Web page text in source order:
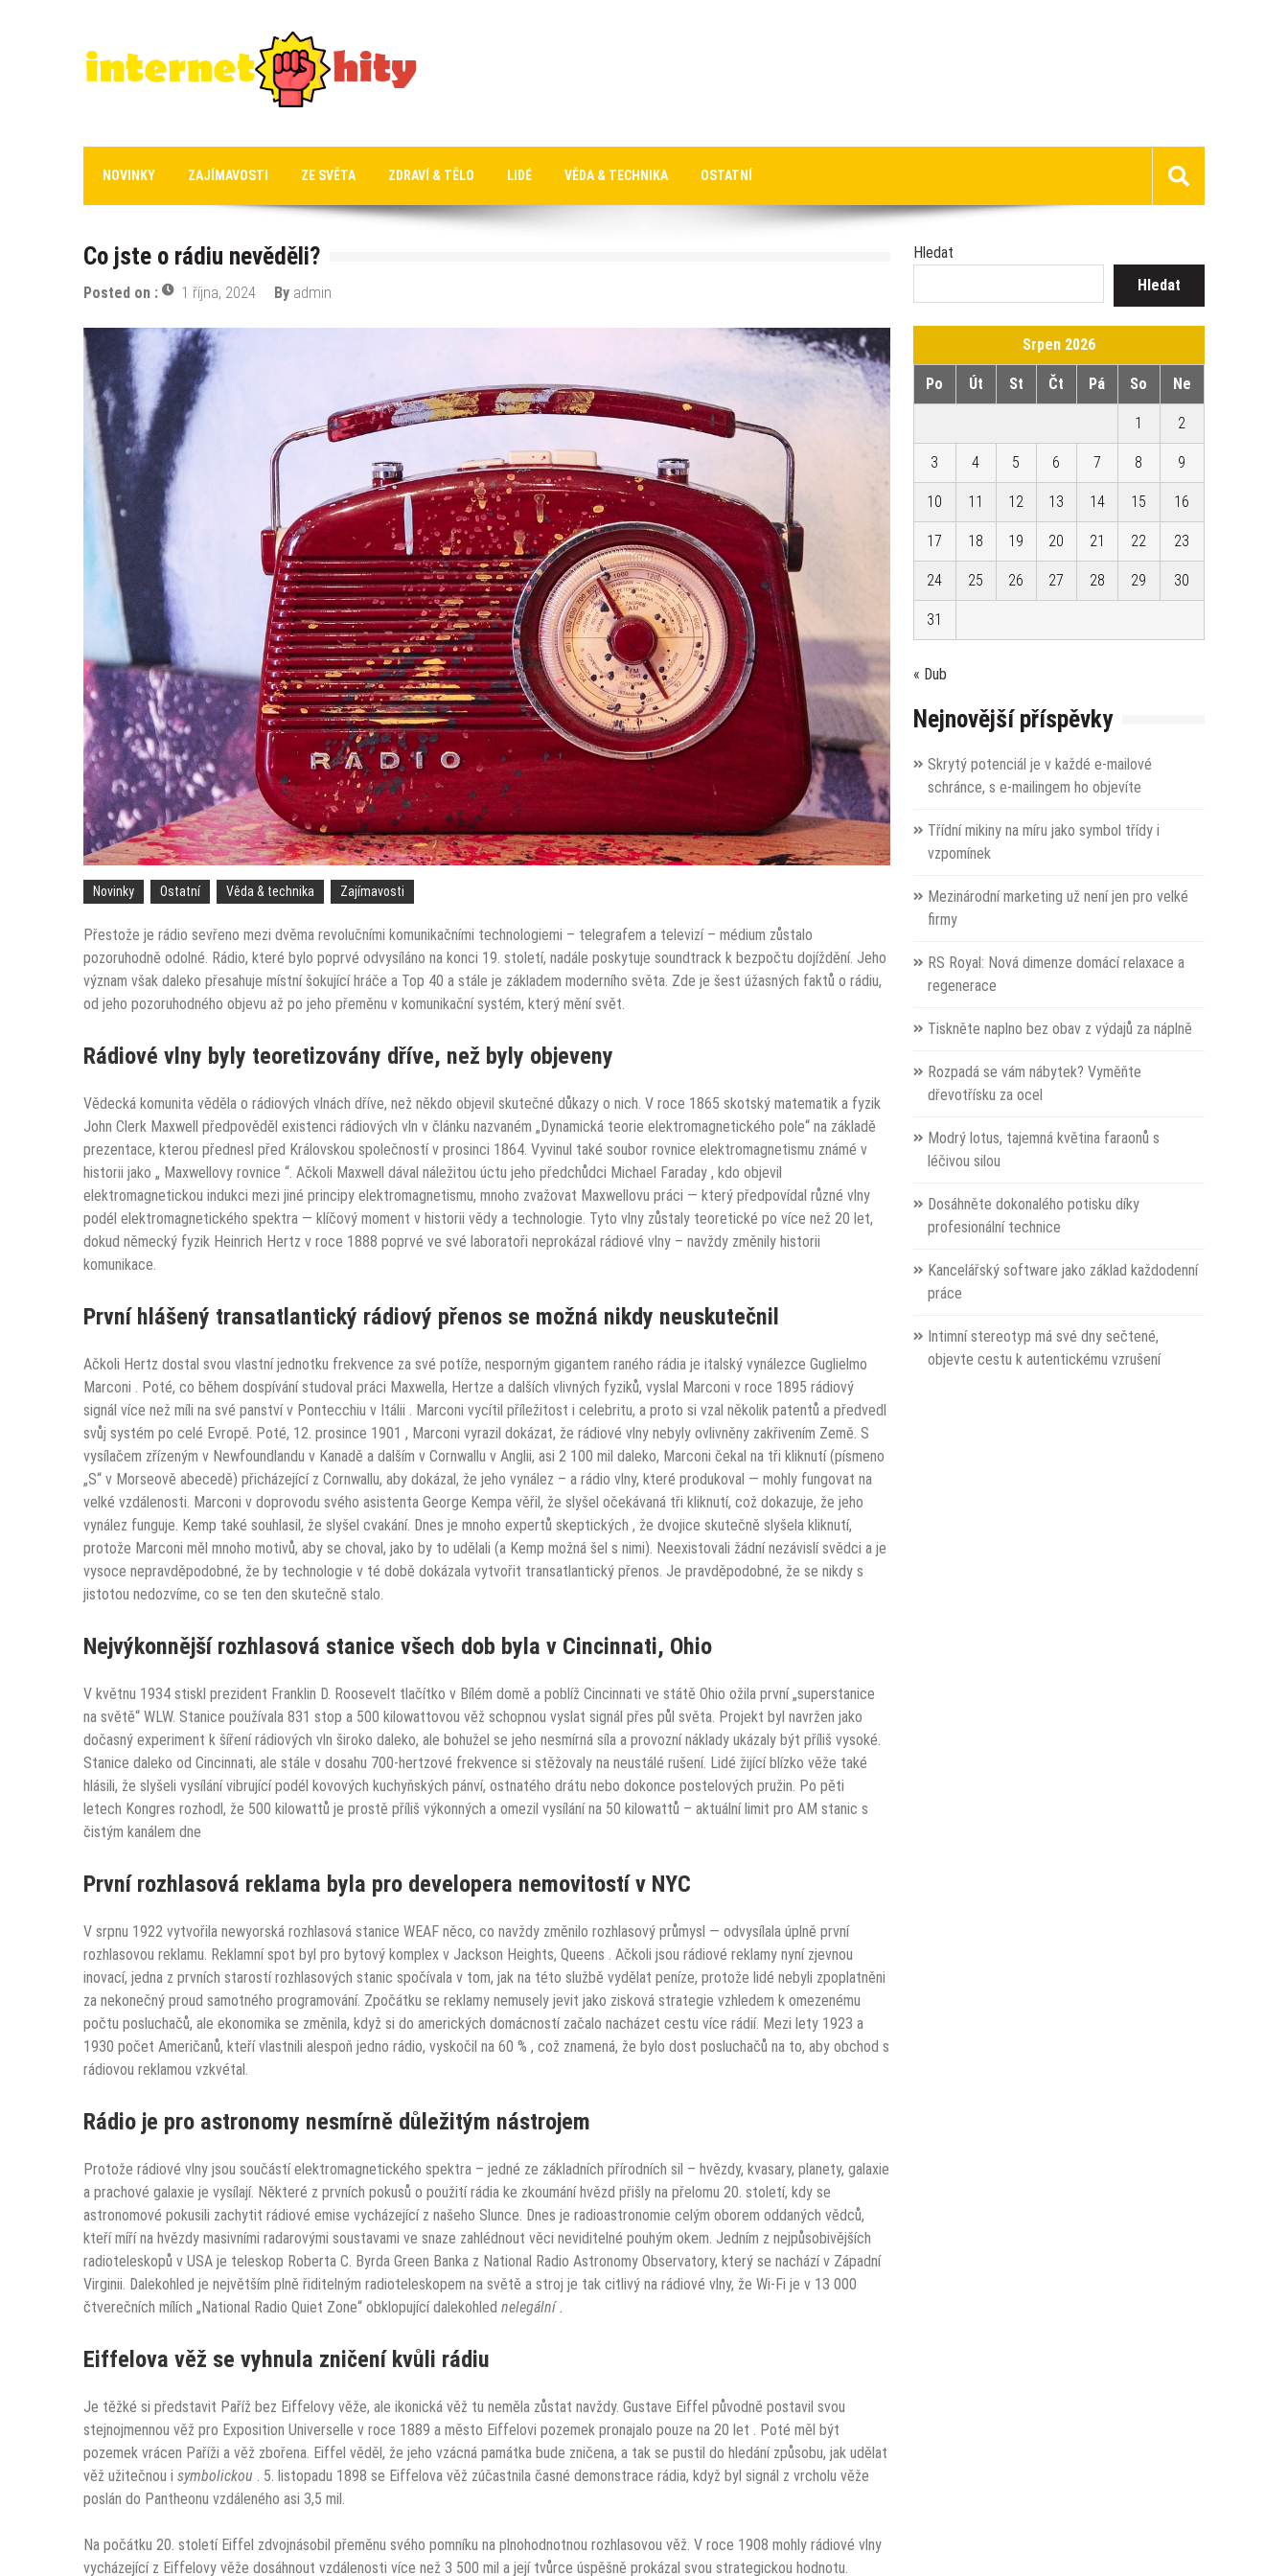
Internet hity
NOVINKY ZAJÍMAVOSTI ZE SVĚTA ZDRAVÍ & TĚLO LIDÉ VĚDA & TECHNIKA OSTATNÍ
Co jste o rádiu nevěděli?
Posted on : 1 října, 2024 By admin
Novinky Ostatní Věda & technika Zajímavosti
Přestože je rádio sevřeno mezi dvěma revolučními komunikačními technologiemi – telegrafem a televizí – médium zůstalo
pozoruhodně odolné. Rádio, které bylo poprvé odvysíláno na konci 19. století, nadále poskytuje soundtrack k bezpočtu dojíždění. Jeho
význam však daleko přesahuje místní šokující hráče a Top 40 a stále je základem moderního světa. Zde je šest úžasných faktů o rádiu,
od jeho pozoruhodného objevu až po jeho přeměnu v komunikační systém, který mění svět.
Rádiové vlny byly teoretizovány dříve, než byly objeveny
Vědecká komunita věděla o rádiových vlnách dříve, než někdo objevil skutečné důkazy o nich. V roce 1865 skotský matematik a fyzik
John Clerk Maxwell předpověděl existenci rádiových vln v článku nazvaném „Dynamická teorie elektromagnetického pole“ na základě
prezentace, kterou přednesl před Královskou společností v prosinci 1864. Vyvinul také soubor rovnice elektromagnetismu známé v
historii jako „ Maxwellovy rovnice “. Ačkoli Maxwell dával náležitou úctu jeho předchůdci Michael Faraday , kdo objevil
elektromagnetickou indukci mezi jiné principy elektromagnetismu, mnoho zvažovat Maxwellovu práci — který předpovídal různé vlny
podél elektromagnetického spektra — klíčový moment v historii vědy a technologie. Tyto vlny zůstaly teoretické po více než 20 let,
dokud německý fyzik Heinrich Hertz v roce 1888 poprvé ve své laboratoři neprokázal rádiové vlny – navždy změnily historii
komunikace.
První hlášený transatlantický rádiový přenos se možná nikdy neuskutečnil
Ačkoli Hertz dostal svou vlastní jednotku frekvence za své potíže, nesporným gigantem raného rádia je italský vynálezce Guglielmo
Marconi . Poté, co během dospívání studoval práci Maxwella, Hertze a dalších vlivných fyziků, vyslal Marconi v roce 1895 rádiový
signál více než míli na své panství v Pontecchiu v Itálii . Marconi vycítil příležitost i celebritu, a proto si vzal několik patentů a předvedl
svůj systém po celé Evropě. Poté, 12. prosince 1901 , Marconi vyrazil dokázat, že rádiové vlny nebyly ovlivněny zakřivením Země. S
vysílačem zřízeným v Newfoundlandu v Kanadě a dalším v Cornwallu v Anglii, asi 2 100 mil daleko, Marconi čekal na tři kliknutí (písmeno
„S“ v Morseově abecedě) přicházející z Cornwallu, aby dokázal, že jeho vynález – a rádio vlny, které produkoval — mohly fungovat na
velké vzdálenosti. Marconi v doprovodu svého asistenta George Kempa věřil, že slyšel očekávaná tři kliknutí, což dokazuje, že jeho
vynález funguje. Kemp také souhlasil, že slyšel cvakání. Dnes je mnoho expertů skeptických , že dvojice skutečně slyšela kliknutí,
protože Marconi měl mnoho motivů, aby se choval, jako by to udělali (a Kemp možná šel s nimi). Neexistovali žádní nezávislí svědci a je
vysoce nepravděpodobné, že by technologie v té době dokázala vytvořit transatlantický přenos. Je pravděpodobné, že se nikdy s
jistotou nedozvíme, co se ten den skutečně stalo.
Nejvýkonnější rozhlasová stanice všech dob byla v Cincinnati, Ohio
V květnu 1934 stiskl prezident Franklin D. Roosevelt tlačítko v Bílém domě a poblíž Cincinnati ve státě Ohio ožila první „superstanice
na světě“ WLW. Stanice používala 831 stop a 500 kilowattovou věž schopnou vyslat signál přes půl světa. Projekt byl navržen jako
dočasný experiment k šíření rádiových vln široko daleko, ale bohužel se jeho nesmírná síla a provozní náklady ukázaly být příliš vysoké.
Stanice daleko od Cincinnati, ale stále v dosahu 700-hertzové frekvence si stěžovaly na neustálé rušení. Lidé žijící blízko věže také
hlásili, že slyšeli vysílání vibrujícípodél kovových kuchyňských pánví, ostnatého drátu nebo dokonce postelových pružin. Po pěti
letech Kongres rozhodl, že 500 kilowattů je prostě příliš výkonných a omezil vysílání na 50 kilowattů – aktuální limit pro AM stanic s
čistým kanálem dne
První rozhlasová reklama byla pro developera nemovitostí v NYC
V srpnu 1922 vytvořila newyorská rozhlasová stanice WEAF něco, co navždy změnilo rozhlasový průmysl — odvysílala úplně první
rozhlasovou reklamu. Reklamní spot byl pro bytový komplex v Jackson Heights, Queens . Ačkoli jsou rádiové reklamy nyní zjevnou
inovací, jedna z prvních starostí rozhlasových stanic spočívala v tom, jak na této službě vydělat peníze, protože lidé nebyli zpoplatněni
za nekonečný proud samotného programování. Zpočátku se reklamy nemusely jevit jako zisková strategie vzhledem k omezenému
počtu posluchačů, ale ekonomika se změnila, když si do amerických domácností začalo nacházet cestu více rádií. Mezi lety 1923 a
1930 počet Američanů, kteří vlastnili alespoň jedno rádio, vyskočil na 60 % , což znamená, že bylo dost posluchačů na to, aby obchod s
rádiovou reklamou vzkvétal.
Rádio je pro astronomy nesmírně důležitým nástrojem
Protože rádiové vlny jsou součástí elektromagnetického spektra – jedné ze základních přírodních sil – hvězdy, kvasary, planety, galaxie
a prachové galaxie je vysílají. Některé z prvních pokusů o použití rádia ke zkoumání hvězd přišly na přelomu 20. století, kdy se
astronomové pokusili zachytit rádiové emise vycházející z našeho Slunce. Dnes je radioastronomie celým oborem oddaných vědců,
kteří míří na hvězdy masivními radarovými soustavami ve snaze zahlédnout věci neviditelné pouhým okem. Jedním z nejpůsobivějších
radioteleskopů v USA je teleskop Roberta C. Byrda Green Banka z National Radio Astronomy Observatory, který se nachází v Západní
Virginii. Dalekohled je největším plně řiditelným radioteleskopem na světě a stroj je tak citlivý na rádiové vlny, že Wi-Fi je v 13 000
čtverečních mílích „National Radio Quiet Zone“ obklopující dalekohled nelegální .
Eiffelova věž se vyhnula zničení kvůli rádiu
Je těžké si představit Paříž bez Eiffelovy věže, ale ikonická věž tu neměla zůstat navždy. Gustave Eiffel původně postavil svou
stejnojmennou věž pro Exposition Universelle v roce 1889 a město Eiffelovi pozemek pronajalo pouze na 20 let . Poté měl být
pozemek vrácen Paříži a věž zbořena. Eiffel věděl, že jeho vzácná památka bude zničena, a tak se pustil do hledání způsobu, jak udělat
věž užitečnou i symbolickou . 5. listopadu 1898 se Eiffelova věž zúčastnila časné demonstrace rádia, když byl signál z vrcholu věže
poslán do Pantheonu vzdáleného asi 3,5 mil.
Na počátku 20. století Eiffel zdvojnásobil přeměnu svého pomníku na plnohodnotnou rozhlasovou věž. V roce 1908 mohly rádiové vlny
vycházející z Eiffelovy věže dosáhnout vzdálenosti více než 3 500 mil a její tvůrce úspěšně prokázal svou strategickou hodnotu.
Hledat
Hledat
Srpen 2026
Po Út St Čt Pá So Ne
1 2
3 4 5 6 7 8 9
10 11 12 13 14 15 16
17 18 19 20 21 22 23
24 25 26 27 28 29 30
31
« Dub
Nejnovější příspěvky
Skrytý potenciál je v každé e-mailové
schránce, s e-mailingem ho objevíte
Třídní mikiny na míru jako symbol třídy i
vzpomínek
Mezinárodní marketing už není jen pro velké
firmy
RS Royal: Nová dimenze domácí relaxace a
regenerace
Tiskněte naplno bez obav z výdajů za náplně
Rozpadá se vám nábytek? Vyměňte
dřevotřísku za ocel
Modrý lotus, tajemná květina faraonů s
léčivou silou
Dosáhněte dokonalého potisku díky
profesionální technice
Kancelářský software jako základ každodenní
práce
Intimní stereotyp má své dny sečtené,
objevte cestu k autentickému vzrušení